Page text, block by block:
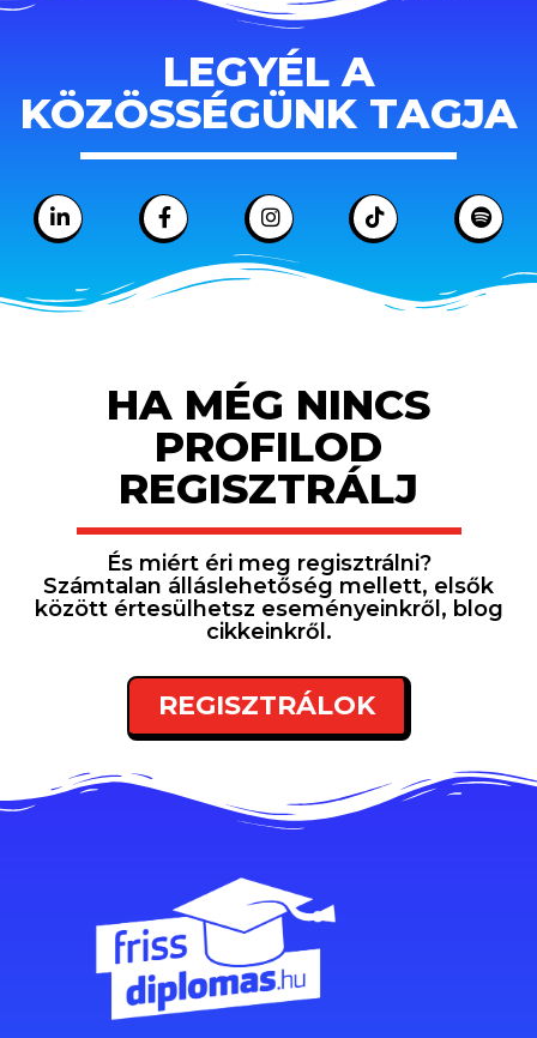
LEGYÉL A
KÖZÖSSÉGÜNK TAGJA
HA MÉG NINCS
PROFILOD
REGISZTRÁLJ
És miért éri meg regisztrálni?
Számtalan álláslehetőség mellett, elsők
között értesülhetsz eseményeinkről, blog
cikkeinkről.
REGISZTRÁLOK